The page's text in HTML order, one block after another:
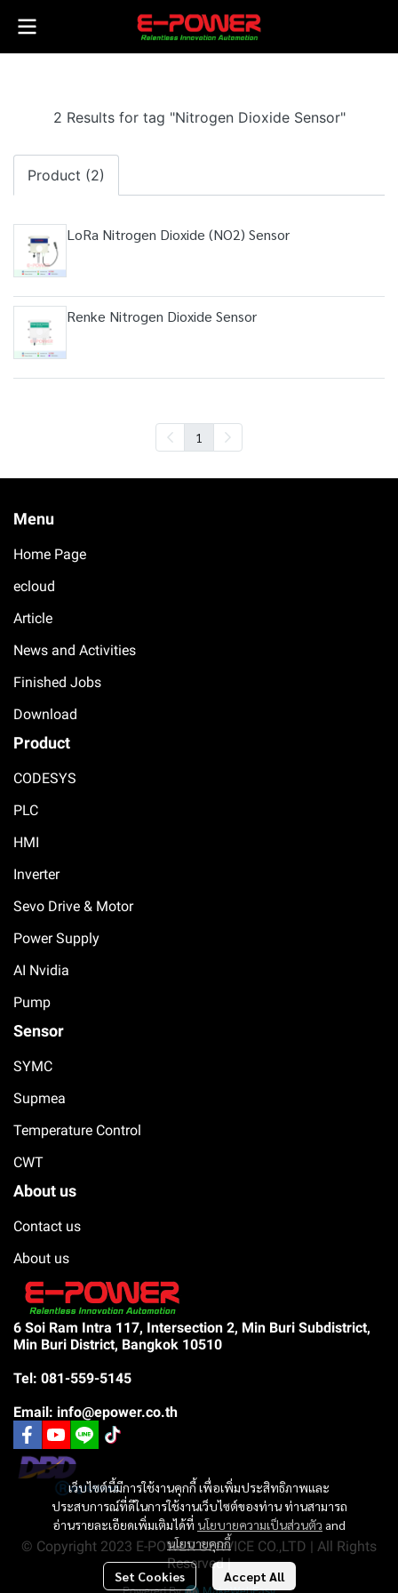
2 Results for tag "Nitrogen Dioxide Sensor"
Product (2)
LoRa Nitrogen Dioxide (NO2) Sensor
Renke Nitrogen Dioxide Sensor
1
เว็บไซต์นี้มีการใช้งานคุกกี้ เพื่อเพิ่มประสิทธิภาพและ
ประสบการณ์ที่ดีในการใช้งานเว็บไซต์ของท่าน ท่านสามารถ
อ่านรายละเอียดเพิ่มเติมได้ที่ นโยบายความเป็นส่วนตัว and
นโยบายคุกกี้
Set Cookies Accept All
Menu
Home Page
ecloud
Article
News and Activities
Finished Jobs
Download
Product
CODESYS
PLC
HMI
Inverter
Sevo Drive & Motor
Power Supply
AI Nvidia
Pump
Sensor
SYMC
Supmea
Temperature Control
CWT
About us
Contact us
About us
6 Soi Ram Intra 117, Intersection 2, Min Buri Subdistrict,
Min Buri District, Bangkok 10510
Tel: 081-559-5145
Email: info@epower.co.th
© Copyright 2023 E-POWER SERVICE CO.,LTD | All Rights
Reserved |